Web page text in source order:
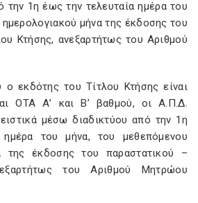
την 1η έως την τελευταία ημέρα του
μήνα της έκδοσης του
Κτήσης, ανεξαρτήτως του Αριθμού
εκδότης του Τίτλου Κτήσης είναι
ΟΤΑ Α’ και Β’ βαθμού, οι Α.Π.Δ.
μέσω διαδικτύου από την 1η
του μήνα, του μεθεπόμενου
της έκδοσης του παραστατικού –
του Αριθμού Μητρώου